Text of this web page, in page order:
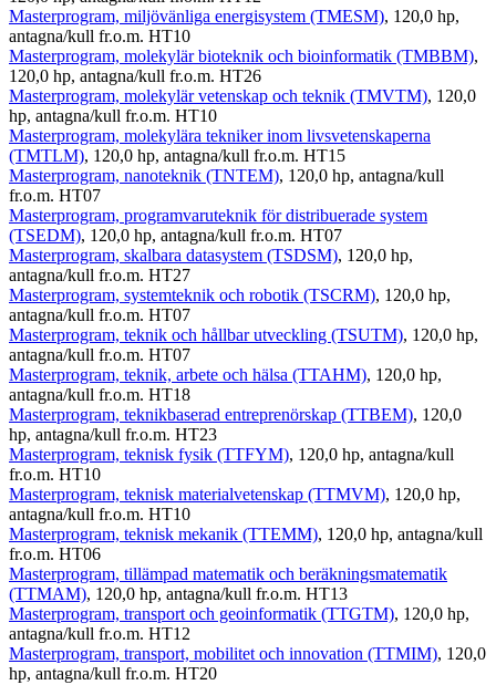
Masterprogram, miljövänliga energisystem (TMESM), 120,0 hp,
antagna/kull fr.o.m. HT10
Masterprogram, molekylär bioteknik och bioinformatik (TMBBM),
120,0 hp, antagna/kull fr.o.m. HT26
Masterprogram, molekylär vetenskap och teknik (TMVTM), 120,0
hp, antagna/kull fr.o.m. HT10
Masterprogram, molekylära tekniker inom livsvetenskaperna
(TMTLM), 120,0 hp, antagna/kull fr.o.m. HT15
Masterprogram, nanoteknik (TNTEM), 120,0 hp, antagna/kull
fr.o.m. HT07
Masterprogram, programvaruteknik för distribuerade system
(TSEDM), 120,0 hp, antagna/kull fr.o.m. HT07
Masterprogram, skalbara datasystem (TSDSM), 120,0 hp,
antagna/kull fr.o.m. HT27
Masterprogram, systemteknik och robotik (TSCRM), 120,0 hp,
antagna/kull fr.o.m. HT07
Masterprogram, teknik och hållbar utveckling (TSUTM), 120,0 hp,
antagna/kull fr.o.m. HT07
Masterprogram, teknik, arbete och hälsa (TTAHM), 120,0 hp,
antagna/kull fr.o.m. HT18
Masterprogram, teknikbaserad entreprenörskap (TTBEM), 120,0
hp, antagna/kull fr.o.m. HT23
Masterprogram, teknisk fysik (TTFYM), 120,0 hp, antagna/kull
fr.o.m. HT10
Masterprogram, teknisk materialvetenskap (TTMVM), 120,0 hp,
antagna/kull fr.o.m. HT10
Masterprogram, teknisk mekanik (TTEMM), 120,0 hp, antagna/kull
fr.o.m. HT06
Masterprogram, tillämpad matematik och beräkningsmatematik
(TTMAM), 120,0 hp, antagna/kull fr.o.m. HT13
Masterprogram, transport och geoinformatik (TTGTM), 120,0 hp,
antagna/kull fr.o.m. HT12
Masterprogram, transport, mobilitet och innovation (TTMIM), 120,0
hp, antagna/kull fr.o.m. HT20